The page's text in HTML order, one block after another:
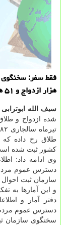
هزار ازدواج و ۵۱ هزار طلاق تا آخر تیرماه اطلاع داد.
سیف الله ابوترابی
شده ازدواج و
طلاق رخ داده که
کشور ثبت شده
وی ادامه داد:
دسترس عموم مردم
سازمان ثبت
و این آمارها به
دفتر آمار و
دسترس عموم
سخنگوی سازمان